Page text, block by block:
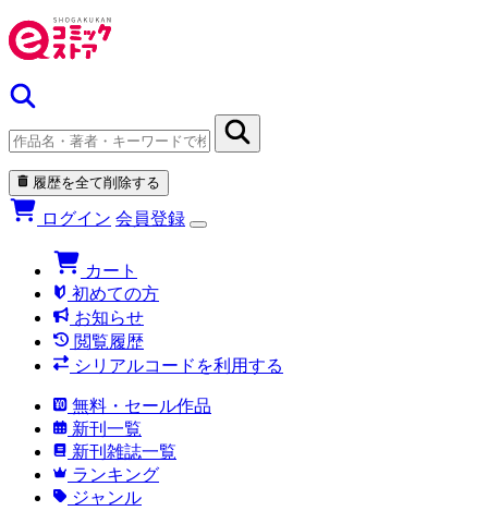
履歴を全て削除する
ログイン 会員登録
カート
初めての方
お知らせ
閲覧履歴
シリアルコードを利用する
無料・セール作品
新刊一覧
新刊雑誌一覧
ランキング
ジャンル